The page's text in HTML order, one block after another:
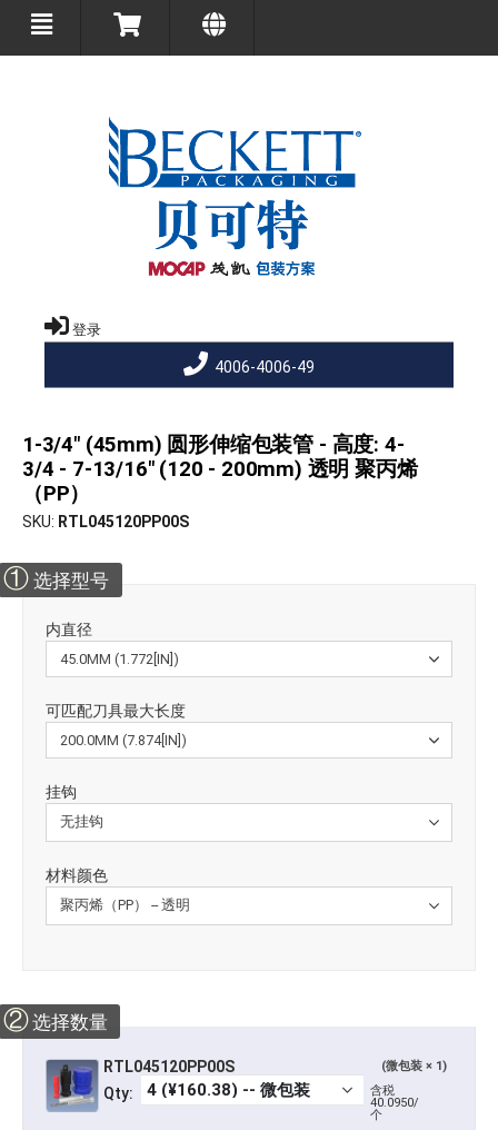
登录
4006-4006-49
1-3/4" (45mm) 圆形伸缩包装管 - 高度: 4-
3/4 - 7-13/16" (120 - 200mm) 透明 聚丙烯
（PP）
SKU RTL045120PP00S
① 选择型号
内直径
可匹配刀具最大长度
挂钩
材料颜色
②选择数量
RTL045120PP00S (微包装 × 1)
Qty:
含税
40.0950/
个